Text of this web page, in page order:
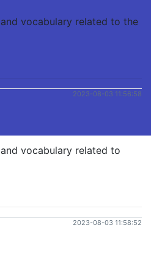
vocabulary related to the
2023-08-03 11:56:58
vocabulary related to
2023-08-03 11:58:52